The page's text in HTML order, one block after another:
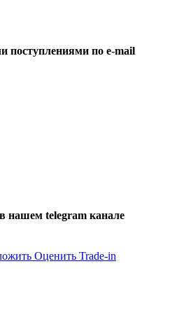
поступлениями по e-mail
нашем telegram канале
Оценить Trade-in